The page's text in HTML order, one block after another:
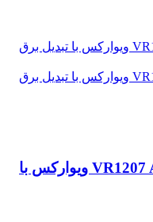
کمپرسور فندکی دو سیلندر VR1207 ACT ویوارکس با